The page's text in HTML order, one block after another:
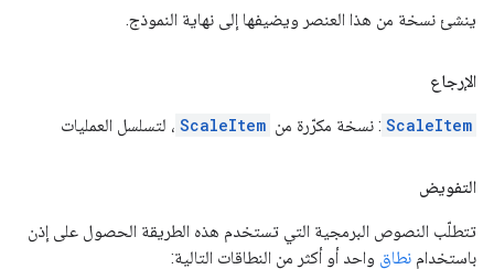
ينشئ نسخة من هذا العنصر ويضيفها إلى نهاية النموذج.
الإرجاع
ScaleItem : نسخة مكرّرة من ScaleItem ، لتسلسل العمليات
التفويض
تتطلّب النصوص البرمجية التي تستخدم هذه الطريقة الحصول على إذن
باستخدام نطاق واحد أو أكثر من النطاقات التالية: